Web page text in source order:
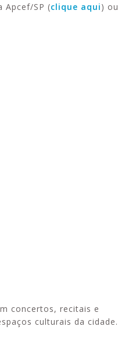
Apcef/SP (clique aqui) ou
concertos, recitais e
culturais da cidade.